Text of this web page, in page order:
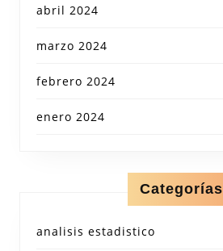
abril 2024
marzo 2024
febrero 2024
enero 2024
Categorías
analisis estadistico